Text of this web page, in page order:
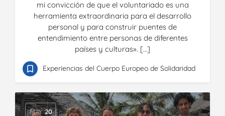
mi convicción de que el voluntariado es una
herramienta extraordinaria para el desarrollo
personal y para construir puentes de
entendimiento entre personas de diferentes
países y culturas». […]
Experiencias del Cuerpo Europeo de Solidaridad
MAY 20